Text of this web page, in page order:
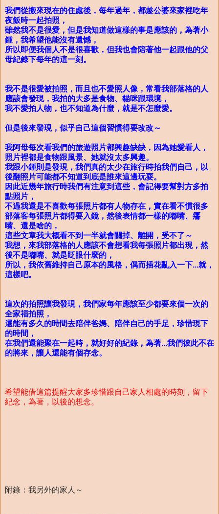
我們從搬來現在的住處後，每年過年，都趁公婆來家裡吃年
夜飯時一起拍照，
雖然我不是很愛，但是我知道做這樣的事是應該的，為著小
鍾，我希望他能沒有遺憾，
所以即便我個人不是很喜歡，但我也會陪著他一起跟他的父
母紀錄下每年的這一刻。
我不是很愛被拍照，而且也不愛照人像，常看我部落格的人
應該會發現，我拍的大多是食物、貓咪跟環境，
我不愛拍人物，也不知道為什麼，就是不怎麼愛。
但是後來發現，似乎自己這個習慣得要改改～
我阿母每次看我們的旅遊照片都興趣缺缺，因為她愛看人，
照片裡都是食物跟風景、她就沒太多興趣。
我跟小鍾則是發現，我們真的太少在旅行時拍我們自己，以
後翻照片可能都不知道到底是誰來這邊玩耍。
因此近幾年旅行時我們有注意到這些，會記得要幫對方多拍
點照片，
不過我還是不喜歡每張照片都有人物存在，實在看不慣很多
部落客每張照片都得要入鏡，然後表情都一樣的嘟嘴、㿜
嘴、還是啥的，
這些文章我大概看不到一半就會關掉、離開，受不了～
我想，來我部落格的人應該不會想看我每張照片都出現，然
後不是嘟嘴、就是眨眼什麼的，
所以，我依舊維持自己原本的風格，偶而插花亂入一下...就，
這樣吧。
這次的拍照讓我發現，我們家每年應該至少都要來個一次的
全家福拍照，
還能有多久的時間去陪伴爸媽、陪伴自己的手足，珍惜現下
的時間，
在我們還能聚在一起時，就好好的紀錄，為著...我們彼此不在
的將來，讓人還能有個存念。
希望能借這篇提醒大家多珍惜跟自己家人相處的時刻，留下
紀念，為著，以後的想念。
附錄：我另外的家人～